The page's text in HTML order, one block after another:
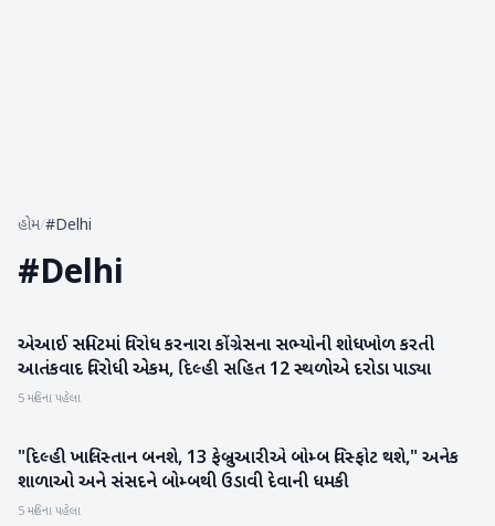
હોમ/#Delhi
#Delhi
રાષ્ટ્રીય
એઆઈ સમિટમાં વિરોધ કરનારા કોંગ્રેસના સભ્યોની શોધખોળ કરતી
આતંકવાદ વિરોધી એકમ, દિલ્હી સહિત 12 સ્થળોએ દરોડા પાડ્યા
5 મહિના પહેલા
રાષ્ટ્રીય
"દિલ્હી ખાલિસ્તાન બનશે, 13 ફેબ્રુઆરીએ બોમ્બ વિસ્ફોટ થશે," અનેક
શાળાઓ અને સંસદને બોમ્બથી ઉડાવી દેવાની ધમકી
5 મહિના પહેલા